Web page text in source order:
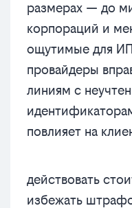
размерах — до
корпораций и
ощутимые для
провайдеры
линиям с
повлияет на
действовать
избежать